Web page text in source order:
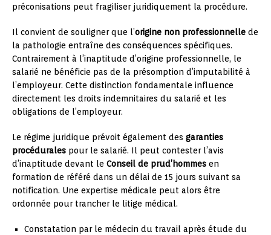
préconisations peut fragiliser juridiquement la procédure.
Il convient de souligner que l’origine non professionnelle de
la pathologie entraîne des conséquences spécifiques.
Contrairement à l’inaptitude d’origine professionnelle, le
salarié ne bénéficie pas de la présomption d’imputabilité à
l’employeur. Cette distinction fondamentale influence
directement les droits indemnitaires du salarié et les
obligations de l’employeur.
Le régime juridique prévoit également des garanties
procédurales pour le salarié. Il peut contester l’avis
d’inaptitude devant le Conseil de prud’hommes en
formation de référé dans un délai de 15 jours suivant sa
notification. Une expertise médicale peut alors être
ordonnée pour trancher le litige médical.
Constatation par le médecin du travail après étude du